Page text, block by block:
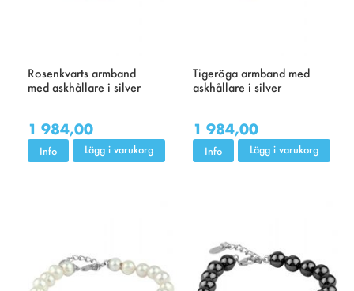
Rosenkvarts armband
med askhållare i silver
1 984,00
Info Lägg i varukorg
Tigeröga armband med
askhållare i silver
1 984,00
Info Lägg i varukorg